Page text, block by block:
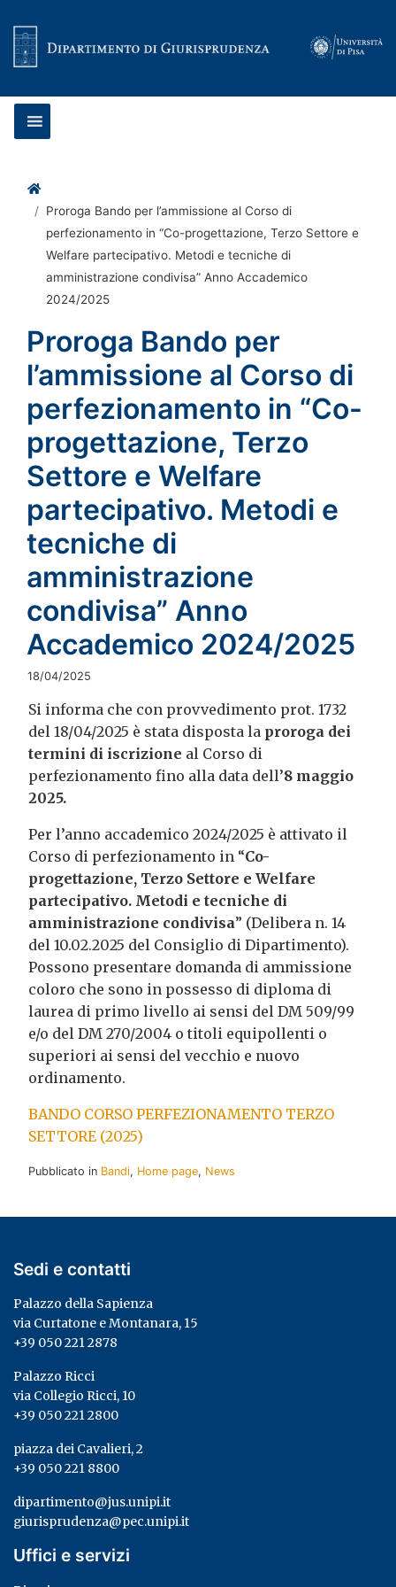
Home
Proroga Bando per l’ammissione al Corso di
perfezionamento in “Co-progettazione, Terzo Settore e
Welfare partecipativo. Metodi e tecniche di
amministrazione condivisa” Anno Accademico
2024/2025
Proroga Bando per
l’ammissione al Corso di
perfezionamento in “Co-
progettazione, Terzo
Settore e Welfare
partecipativo. Metodi e
tecniche di
amministrazione
condivisa” Anno
Accademico 2024/2025
18/04/2025
Si informa che con provvedimento prot. 1732
del 18/04/2025 è stata disposta la proroga dei
termini di iscrizione al Corso di
perfezionamento fino alla data dell’8 maggio
2025.
Per l’anno accademico 2024/2025 è attivato il
Corso di perfezionamento in “Co-
progettazione, Terzo Settore e Welfare
partecipativo. Metodi e tecniche di
amministrazione condivisa” (Delibera n. 14
del 10.02.2025 del Consiglio di Dipartimento).
Possono presentare domanda di ammissione
coloro che sono in possesso di diploma di
laurea di primo livello ai sensi del DM 509/99
e/o del DM 270/2004 o titoli equipollenti o
superiori ai sensi del vecchio e nuovo
ordinamento.
BANDO CORSO PERFEZIONAMENTO TERZO
SETTORE (2025)
Pubblicato in Bandi, Home page, News
Sedi e contatti
Palazzo della Sapienza
via Curtatone e Montanara, 15
+39 050 221 2878
Palazzo Ricci
via Collegio Ricci, 10
+39 050 221 2800
piazza dei Cavalieri, 2
+39 050 221 8800
dipartimento@jus.unipi.it
giurisprudenza@pec.unipi.it
Uffici e servizi